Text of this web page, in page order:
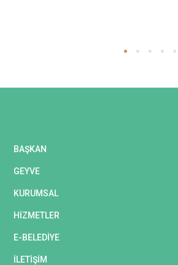
BAŞKAN
GEYVE
KURUMSAL
HİZMETLER
E-BELEDİYE
İLETİŞİM